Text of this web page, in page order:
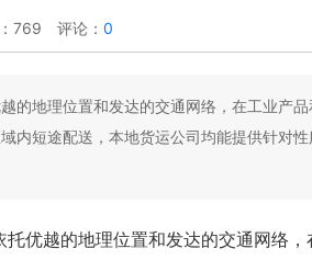
769 评论： 0
的地理位置和发达的交通网络，在工业产
内短途配送，本地货运公司均能提供针对
优越的地理位置和发达的交通网络